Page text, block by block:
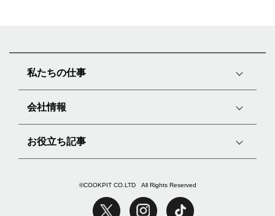
私たちの仕事
会社情報
お役立ち記事
©COOKPIT CO.LTD All Rights Reserved